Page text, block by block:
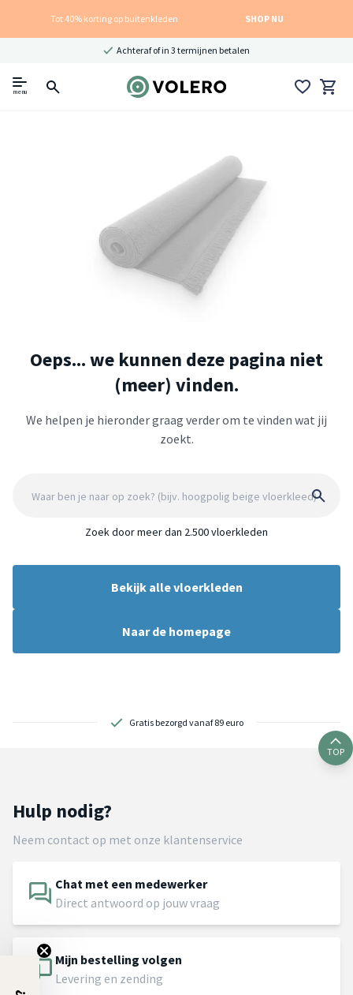
Tot 40% korting op buitenkleden SHOP NU
Achteraf of in 3 termijnen betalen
menu
Oeps... we kunnen deze pagina niet
(meer) vinden.
We helpen je hieronder graag verder om te vinden wat jij
zoekt.
Zoek door meer dan 2.500 vloerkleden
Bekijk alle vloerkleden
Naar de homepage
Gratis bezorgd vanaf 89 euro
TOP
Hulp nodig?
Neem contact op met onze klantenservice
Chat met een medewerker
Direct antwoord op jouw vraag
Mijn bestelling volgen
Levering en zending